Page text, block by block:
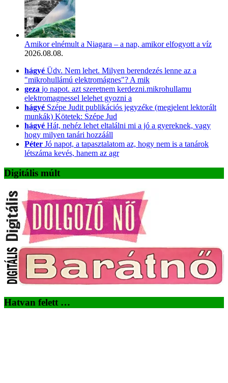
Amikor elnémult a Niagara – a nap, amikor elfogyott a víz
2026.08.08.
hágyé Üdv. Nem lehet. Milyen berendezés lenne az a
"mikrohullámú elektromágnes"? A mik
geza jo napot. azt szeretnem kerdezni.mikrohullamu
elektromagnessel lelehet gyozni a
hágyé Szépe Judit publikációs jegyzéke (megjelent lektorált
munkák) Kötetek: Szépe Jud
hágyé Hát, nehéz lehet eltalálni mi a jó a gyereknek, vagy
hogy milyen tanári hozzááll
Péter Jó napot, a tapasztalatom az, hogy nem is a tanárok
létszáma kevés, hanem az agr
Digitális múlt
Hatvan felett …